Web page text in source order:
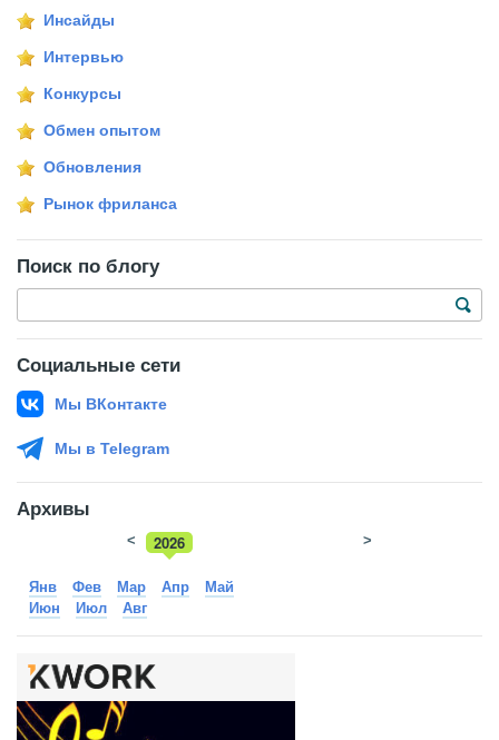
Инсайды
Интервью
Конкурсы
Обмен опытом
Обновления
Рынок фриланса
Поиск по блогу
Социальные сети
Мы ВКонтакте
Мы в Telegram
Архивы
2026
2025
< >
Янв Фев Мар Апр
Май
Июн
Июл Авг